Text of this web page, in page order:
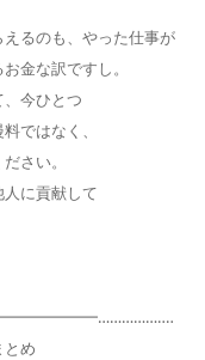
るのも、やった仕事が
金な訳ですし。
今ひとつ
ではなく、
さい。
に貢献して
め